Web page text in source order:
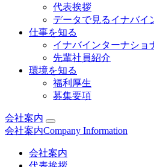
代表挨拶
データで見るイナバイ
仕事を知る
イナバインターナショ
先輩社員紹介
環境を知る
福利厚生
募集要項
会社案内
会社案内Company Information
会社案内